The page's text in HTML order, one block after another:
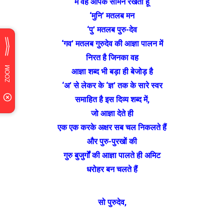
‘मुनि’ मतलब मन
‘पु’ मतलब पुरु-देव
‘गव’ मतलब गुरुदेव की आज्ञा पालन में
निरत है जिनका वह
आज्ञा शब्द भी बड़ा ही बेजोड़ है
‘अ’ से लेकर के ‘ज्ञ’ तक के सारे स्वर
समाहित है इस दिव्य शब्द में,
जो आज्ञा देते ही
एक एक करके अक्षर सब चल निकलते हैं
और पुरु-पुरखों की
गुरु बुजुर्गों की आज्ञा पालते ही अमिट
धरोहर बन चलते हैं
सो पुरुदेव,